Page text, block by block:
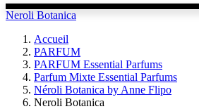
Neroli Botanica
Accueil
PARFUM
PARFUM Essential Parfums
Parfum Mixte Essential Parfums
Néroli Botanica by Anne Flipo
Neroli Botanica